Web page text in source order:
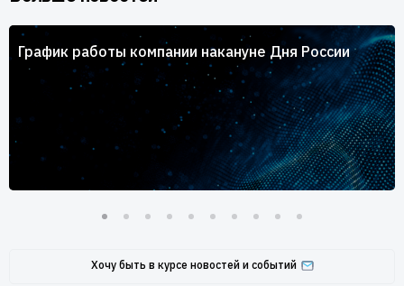
График работы компании накануне Дня России
Хочу быть в курсе новостей и событий